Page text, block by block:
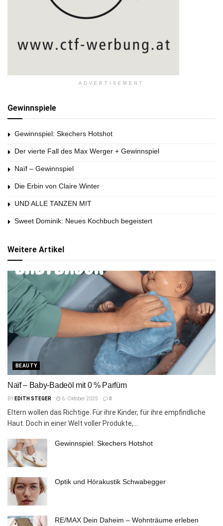
ADVERTISEMENT
Gewinnspiele
Gewinnspiel: Skechers Hotshot
Der vierte Fall des Max Werger + Gewinnspiel
Naïf – Gewinnspiel
Die Erbin von Claire Winter
UND ALLE TANZEN MIT
Sweet Dominik: Neues Kochbuch begeistert
Weitere Artikel
BEAUTY
Naïf – Baby-Badeöl mit 0 % Parfüm
BY EDITH STEGER 6. Oktober 2025 0
Eltern wollen das Richtige. Für ihre Kinder, für ihre empfindliche
Haut. Doch in einer Welt voller Produkte,...
Gewinnspiel: Skechers Hotshot
Optik und Hörakustik Schwabegger
RE/MAX Dein Daheim – Wohnträume erleben